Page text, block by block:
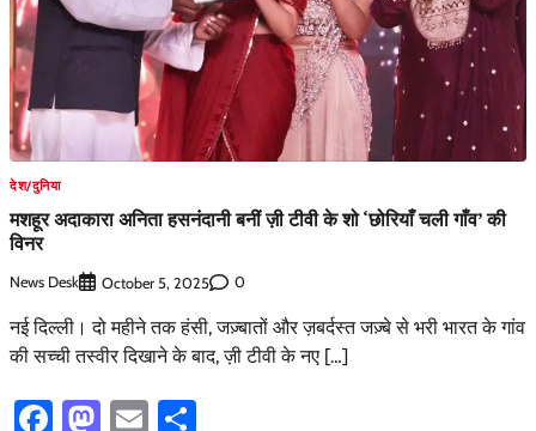
देश/दुनिया
मशहूर अदाकारा अनिता हसनंदानी बनीं ज़ी टीवी के शो ‘छोरियाँ चली गाँव’ की
विनर
News Desk October 5, 2025 0
नई दिल्ली। दो महीने तक हंसी, जज़्बातों और ज़बर्दस्त जज़्बे से भरी भारत के गांव
की सच्ची तस्वीर दिखाने के बाद, ज़ी टीवी के नए […]
Facebook
Mastodon
Email